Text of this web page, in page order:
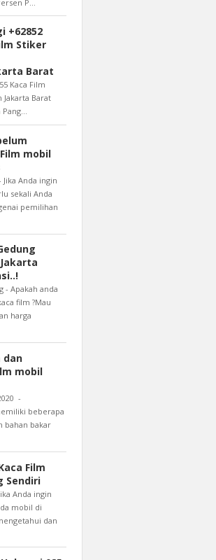
P...
+62852
Stiker
Barat
Kaca Film
Barat
mobil
Anda ingin
sekali Anda
pemilihan
- Apakah anda
film ?Mau
harga
dan
mobil
-
beberapa
bahan bakar
Film
Sendiri
Anda ingin
mobil di
dan